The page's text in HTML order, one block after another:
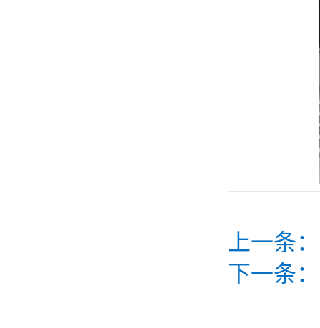
上一条：
下一条：